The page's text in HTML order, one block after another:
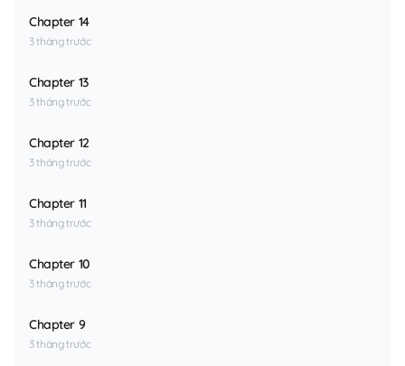
Chapter 14
3 tháng trước
Chapter 13
3 tháng trước
Chapter 12
3 tháng trước
Chapter 11
3 tháng trước
Chapter 10
3 tháng trước
Chapter 9
3 tháng trước